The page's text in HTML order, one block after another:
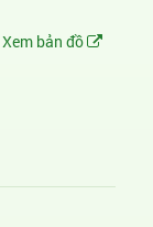
Xem bản đồ